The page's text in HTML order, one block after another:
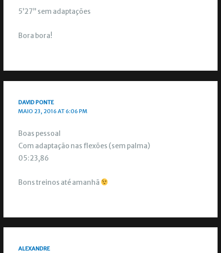
5’27” sem adaptações
Bora bora!
DAVID PONTE
MAIO 23, 2016 AT 6:06 PM
Boas pessoal
Com adaptação nas flexões (sem palma)
05:23,86
Bons treinos até amanhã
ALEXANDRE